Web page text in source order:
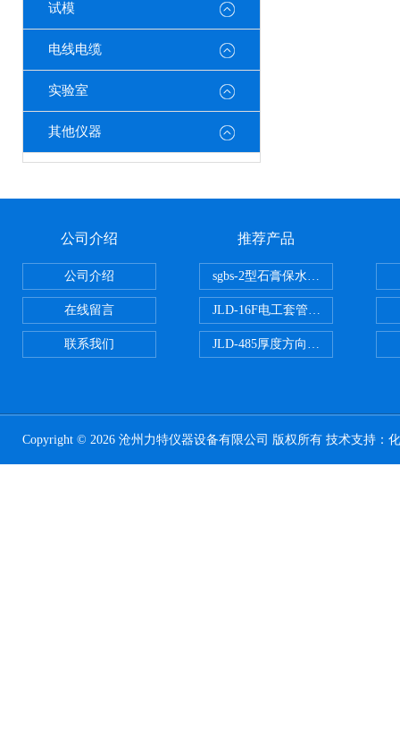
试模
电线电缆
实验室
其他仪器
公司介绍
公司介绍
在线留言
联系我们
推荐产品
sgbs-2型石膏保水率测定仪粉刷
JLD-16F电工套管恒温水浴管材
JLD-485厚度方向性钢板拉伸试验
Copyright © 2026 沧州力特仪器设备有限公司 版权所有 技术支持：